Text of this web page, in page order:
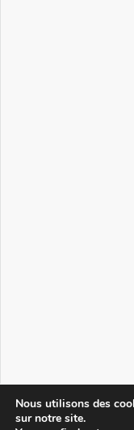
Nous utilisons des
sur notre site.